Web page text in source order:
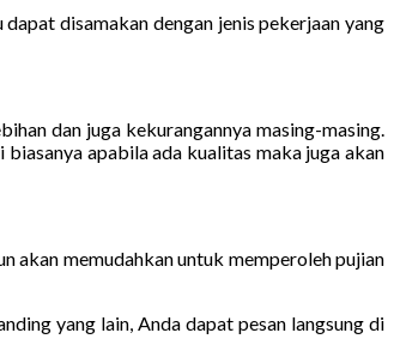
disamakan dengan jenis pekerjaan yang
dan juga kekurangannya masing-masing.
apabila ada kualitas maka juga akan
akan memudahkan untuk memperoleh pujian
yang lain, Anda dapat pesan langsung di